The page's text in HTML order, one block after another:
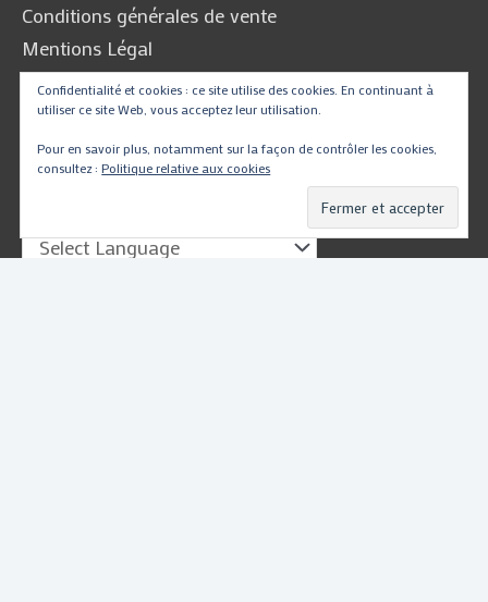
Conditions générales de vente
Mentions Légal
Politique de Confidentialité
Traduire
Confidentialité et cookies : ce site utilise des cookies. En continuant à
utiliser ce site Web, vous acceptez leur utilisation.
Pour en savoir plus, notamment sur la façon de contrôler les cookies,
consultez :Politique relative aux cookies